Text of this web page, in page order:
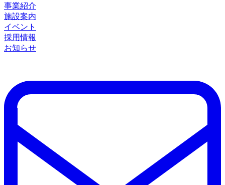
事業紹介
施設案内
イベント
採用情報
お知らせ